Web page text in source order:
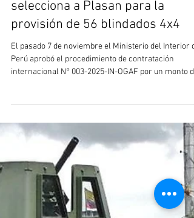
La Policía Nacional de Perú
selecciona a Plasan para la
provisión de 56 blindados 4x4
23.836.000 dólares con la empresa israelí Plasan
SASA Ltd por la compra de 56 vehículos blindados
de la familia Sandcat. El modelo fue declarado
ganador al alcanzar el máximo puntaje frente a sus
competidores de las empresas Armor (Colombia),
Daeji (Corea), Tag Dynamics (EEUU), DCM Shriram
Industries LTD (DSIL) de India, Thi